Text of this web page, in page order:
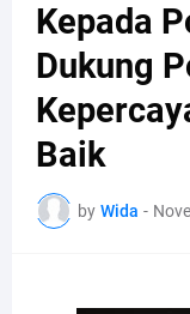
Kepada
Dukung
Baik
by Wida -